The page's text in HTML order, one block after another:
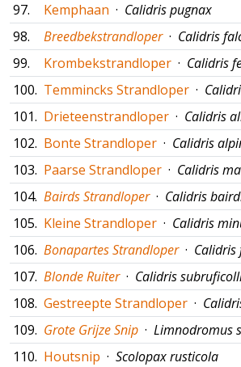
97.
Kemphaan · Calidris pugnax
98.
Breedbekstrandloper · Calidris
99.
Krombekstrandloper · Calidris
100. Temmincks Strandloper ·
101. Drieteenstrandloper · Calidris
102. Bonte Strandloper · Calidris
103. Paarse Strandloper · Calidris
104. Bairds Strandloper · Calidris
105. Kleine Strandloper · Calidris
106. Bonapartes Strandloper · Calidris
107. Blonde Ruiter · Calidris
108. Gestreepte Strandloper ·
109. Grote Grijze Snip · Limnodromus
110. Houtsnip · Scolopax rusticola